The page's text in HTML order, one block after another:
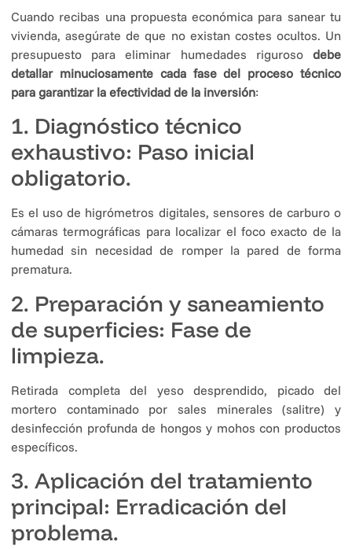
Cuando recibas una propuesta económica para sanear tu
vivienda, asegúrate de que no existan costes ocultos. Un
presupuesto para eliminar humedades riguroso debe
detallar minuciosamente cada fase del proceso técnico
para garantizar la efectividad de la inversión:
1. Diagnóstico técnico
exhaustivo: Paso inicial
obligatorio.
Es el uso de higrómetros digitales, sensores de carburo o
cámaras termográficas para localizar el foco exacto de la
humedad sin necesidad de romper la pared de forma
prematura.
2. Preparación y saneamiento
de superficies: Fase de
limpieza.
Retirada completa del yeso desprendido, picado del
mortero contaminado por sales minerales (salitre) y
desinfección profunda de hongos y mohos con productos
específicos.
3. Aplicación del tratamiento
principal: Erradicación del
problema.